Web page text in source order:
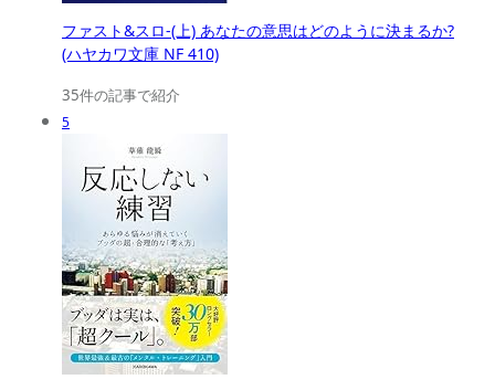
ファスト&スロ-(上) あなたの意思はどのように決まるか?
(ハヤカワ文庫 NF 410)
35件の記事で紹介
5